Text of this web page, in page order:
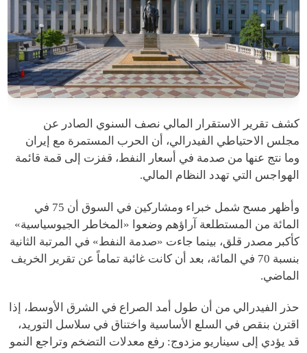
كشف تقرير الاستقرار المالي نصف السنوي الصادر عن
مجلس الاحتياطي الفيدرالي، أن الحرب المستمرة مع إيران
وما نتج عنها من صدمة في أسعار النفط، قفزت إلى قمة قائمة
الهواجس التي تهدد النظام المالي.
وأظهر مسح شمل خبراء ومشاركين في السوق أن 75 في
المائة من المستطلعة آراؤهم وضعوا «المخاطر الجيوسياسية»
كأكبر مصدر قلق، بينما جاءت «صدمة النفط» في المرتبة الثانية
بنسبة 70 في المائة، بعد أن كانت غائبة تماماً عن تقرير الخريف
الماضي.
حذر الفيدرالي من أن طول أمد الصراع في الشرق الأوسط، إذا
اقترن بنقص في السلع الأساسية واختناق في سلاسل التوريد،
قد يؤدي إلى سيناريو مزدوج: رفع معدلات التضخم وتراجع النمو